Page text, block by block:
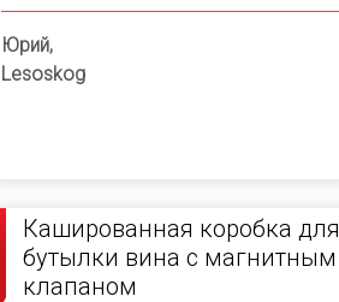
Юрий,
Lesoskog
Кашированная коробка для
бутылки вина с магнитным
клапаном